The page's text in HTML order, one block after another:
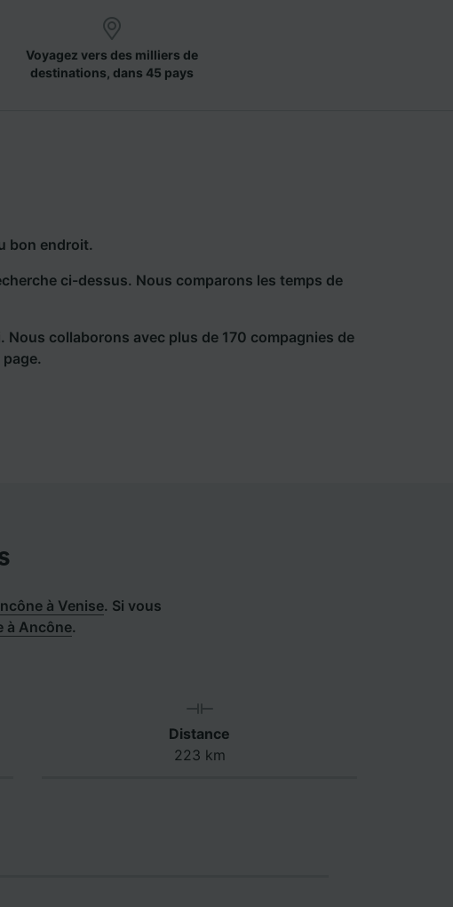
Voyagez vers des milliers de
destinations, dans 45 pays
bon endroit.
ci-dessus. Nous comparons les temps de
collaborons avec plus de 170 compagnies de
à Venise. Si vous
à Ancône.
Distance
223 km